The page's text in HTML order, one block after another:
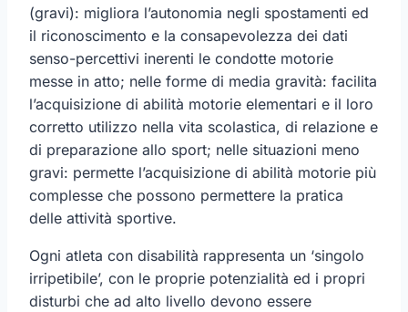
(gravi): migliora l’autonomia negli spostamenti ed
il riconoscimento e la consapevolezza dei dati
senso-percettivi inerenti le condotte motorie
messe in atto; nelle forme di media gravità: facilita
l’acquisizione di abilità motorie elementari e il loro
corretto utilizzo nella vita scolastica, di relazione e
di preparazione allo sport; nelle situazioni meno
gravi: permette l’acquisizione di abilità motorie più
complesse che possono permettere la pratica
delle attività sportive.
Ogni atleta con disabilità rappresenta un ‘singolo
irripetibile’, con le proprie potenzialità ed i propri
disturbi che ad alto livello devono essere